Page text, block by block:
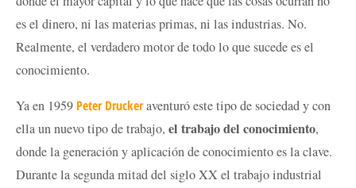
es el dinero, ni las materias primas, ni las industrias. No.
Realmente, el verdadero motor de todo lo que sucede es el
conocimiento.
Ya en 1959 Peter Druckeraventuró este tipo de sociedad y con
ella un nuevo tipo de trabajo, el trabajo del conocimiento,
donde la generación y aplicación de conocimiento es la clave.
Durante la segunda mitad del siglo XX el trabajo industrial